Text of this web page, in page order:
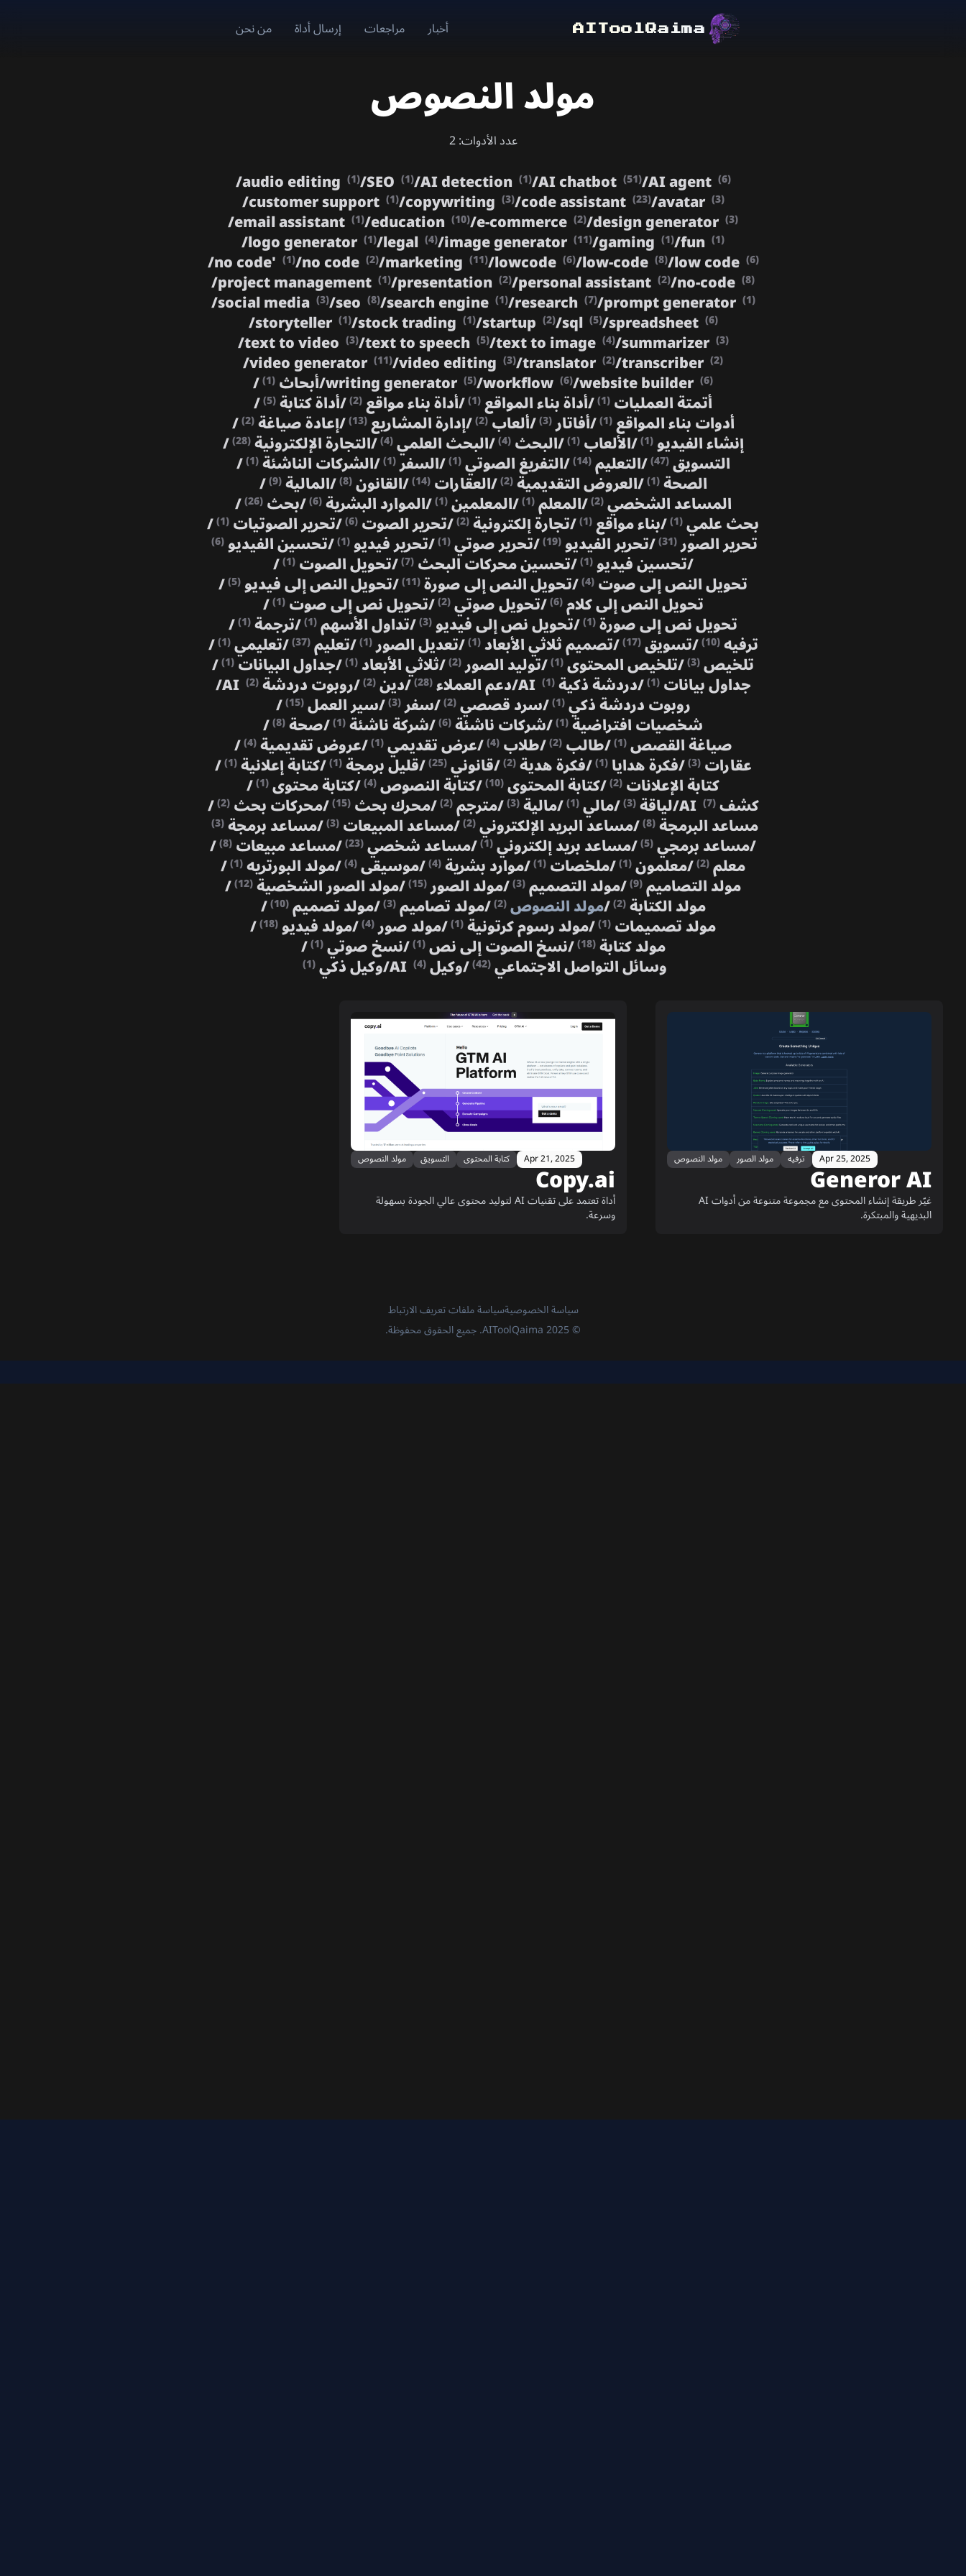
AIToolQaima أخبار مراجعات إرسال أداة من نحن
مولد النصوص
عدد الأدوات: 2
AI agent (6)
/
AI chatbot (51)
/
AI detection (1)
/
SEO (1)
/
audio editing (1)
/
avatar (3)
/
code assistant (23)
/
copywriting (3)
/
customer support (1)
/
design generator (3)
/
e-commerce (2)
/
education (10)
/
email assistant (1)
/
fun (1)
/
gaming (1)
/
image generator (11)
/
legal (4)
/
logo generator (1)
/
low code (6)
/
low-code (8)
/
lowcode (6)
/
marketing (11)
/
no code (2)
/
no code' (1)
/
no-code (8)
/
personal assistant (2)
/
presentation (2)
/
project management (1)
/
prompt generator (1)
/
research (7)
/
search engine (1)
/
seo (8)
/
social media (3)
/
spreadsheet (6)
/
sql (5)
/
startup (2)
/
stock trading (1)
/
storyteller (1)
/
summarizer (3)
/
text to image (4)
/
text to speech (5)
/
text to video (3)
/
transcriber (2)
/
translator (2)
/
video editing (3)
/
video generator (11)
/
website builder (6)
/
workflow (6)
/
writing generator (5)
/أبحاث (1)
/
أتمتة العمليات (1)
/أداة بناء المواقع(1)
/أداة بناء مواقع(2)
/أداة كتابة(5)
/
أدوات بناء المواقع(1)
/أفاتار(3)
/ألعاب(2)
/إدارة المشاريع(13)
/إعادة صياغة(2)
/
إنشاء الفيديو(1)
/الألعاب(1)
/البحث(4)
/البحث العلمي(4)
/التجارة الإلكترونية(28)
/
التسويق(47)
/التعليم(14)
/التفريغ الصوتي(1)
/السفر(1)
/الشركات الناشئة(1)
/
الصحة(1)
/العروض التقديمية(2)
/العقارات(14)
/القانون(8)
/المالية(9)
/
المساعد الشخصي(2)
/المعلم(1)
/المعلمين(1)
/الموارد البشرية(6)
/بحث(26)
/
بحث علمي(1)
/بناء مواقع(1)
/تجارة إلكترونية(2)
/تحرير الصوت (6)
/تحرير الصوتيات (1)
/
تحرير الصور(31)
/تحرير الفيديو(19)
/تحرير صوتي(1)
/تحرير فيديو(1)
/تحسين الفيديو(6)
/تحسين فيديو(1)
/تحسين محركات البحث(7)
/تحويل الصوت(1)
/
تحويل النص إلى صوت (4)
/تحويل النص إلى صورة(11)
/تحويل النص إلى فيديو(5)
/
تحويل النص إلى كلام(6)
/تحويل صوتي(2)
/تحويل نص إلى صوت(1)
/
تحويل نص إلى صورة(1)
/تحويل نص إلى فيديو(3)
/تداول الأسهم(1)
/ترجمة(1)
/
ترفيه(10)
/تسويق(17)
/تصميم ثلاثي الأبعاد(1)
/تعديل الصور(1)
/تعليم(37)
/تعليمي(1)
/
تلخيص(3)
/تلخيص المحتوى(1)
/توليد الصور(2)
/ثلاثي الأبعاد(1)
/جداول البيانات(1)
/
جداول بيانات(1)
/دردشة ذكية AI(1)
/دعم العملاء(28)
/دين(2)
/روبوت دردشة AI(2)
/
روبوت دردشة ذكي(1)
/سرد قصصي(2)
/سفر(3)
/سير العمل(15)
/
شخصيات افتراضية(1)
/شركات ناشئة(6)
/شركة ناشئة(1)
/صحة(8)
/
صياغة القصص(1)
/طالب(2)
/طلاب(4)
/عرض تقديمي(1)
/عروض تقديمية(4)
/
عقارات(3)
/فكرة هدايا(1)
/فكرة هدية(2)
/قانوني(25)
/قليل برمجة(1)
/كتابة إعلانية(1)
/
كتابة الإعلانات (2)
/كتابة المحتوى(10)
/كتابة النصوص(4)
/كتابة محتوى(1)
/
كشف AI(7)
/لياقة(3)
/مالي(1)
/مالية(3)
/مترجم(2)
/محرك بحث(15)
/محركات بحث(2)
/
مساعد البرمجة(8)
/مساعد البريد الإلكتروني(2)
/مساعد المبيعات(3)
/مساعد برمجة(3)
/مساعد برمجي(5)
/مساعد بريد إلكتروني(1)
/مساعد شخصي(23)
/مساعد مبيعات (8)
/
معلم(2)
/معلمون(1)
/ملخصات (1)
/موارد بشرية(4)
/موسيقى(4)
/مولد البورتريه(1)
/
مولد التصاميم(9)
/مولد التصميم(3)
/مولد الصور(15)
/مولد الصور الشخصية(12)
/
مولد الكتابة(2)
/مولد النصوص(2)
/مولد تصاميم(3)
/مولد تصميم(10)
/
مولد تصميمات (1)
/مولد رسوم كرتونية(1)
/مولد صور(4)
/مولد فيديو(18)
/
مولد كتابة(18)
/نسخ الصوت إلى نص(1)
/نسخ صوتي(1)
/
وسائل التواصل الاجتماعي(42)
/وكيل AI(4)
/وكيل ذكي(1)
Apr 25, 2025 ترفيه مولد الصور مولد النصوص Generor AI غيّر طريقة إنشاء المحتوى مع مجموعة متنوعة من أدوات AI
البديهية والمبتكرة.
Apr 21, 2025 كتابة المحتوى التسويق مولد النصوص Copy.ai أداة تعتمد على تقنيات AI لتوليد محتوى عالي الجودة بسهولة
وسرعة.
سياسة الخصوصيةسياسة ملفات تعريف الارتباط
© 2025 AIToolQaima. جميع الحقوق محفوظة.